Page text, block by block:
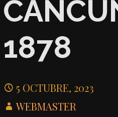
1878
5 OCTUBRE, 2023
WEBMASTER